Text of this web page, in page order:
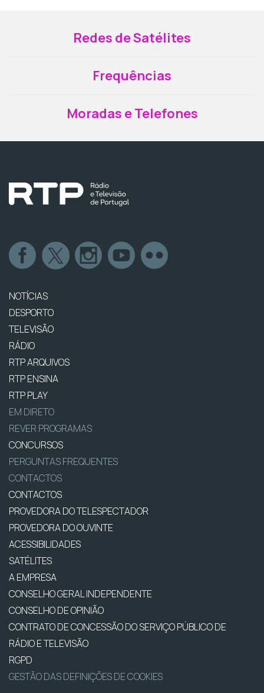
Redes de Satélites
Frequências
Moradas e Telefones
NOTÍCIAS
DESPORTO
TELEVISÃO
RÁDIO
RTP ARQUIVOS
RTP ENSINA
RTP PLAY
EM DIRETO
REVER PROGRAMAS
CONCURSOS
PERGUNTAS FREQUENTES
CONTACTOS
CONTACTOS
PROVEDORA DO TELESPECTADOR
PROVEDORA DO OUVINTE
ACESSIBILIDADES
SATÉLITES
A EMPRESA
CONSELHO GERAL INDEPENDENTE
CONSELHO DE OPINIÃO
CONTRATO DE CONCESSÃO DO SERVIÇO PÚBLICO DE
RÁDIO E TELEVISÃO
RGPD
GESTÃO DAS DEFINIÇÕES DE COOKIES